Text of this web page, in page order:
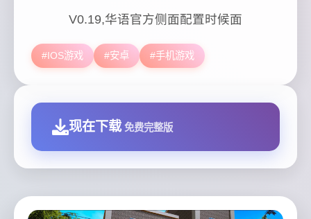
V0.19,华语官方侧面配置时候面
#IOS游戏 #安卓 #手机游戏
现在下载 免费完整版